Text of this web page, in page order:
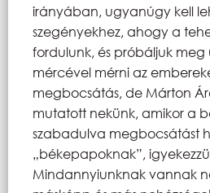
irányában, ugyanúgy kell
szegényekhez, ahogy a
fordulunk, és próbáljuk
mércével mérni az
megbocsátás, de Márton
mutatott nekünk, amikor a
szabadulva megbocsátást
„békepapoknak”,
Mindannyiunknak vannak